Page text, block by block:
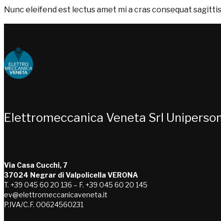
Nunc eleifend est lectus amet mi a cras consequat
Elettromeccanica Veneta Srl
Via Casa Cucchi, 7
37024 Negrar di Valpolicella VERONA
T. +39 045 60 20 136 – F. +39 045 60 20 145
ev@elettromeccanicaveneta.it
P.IVA/C.F. 00624560231